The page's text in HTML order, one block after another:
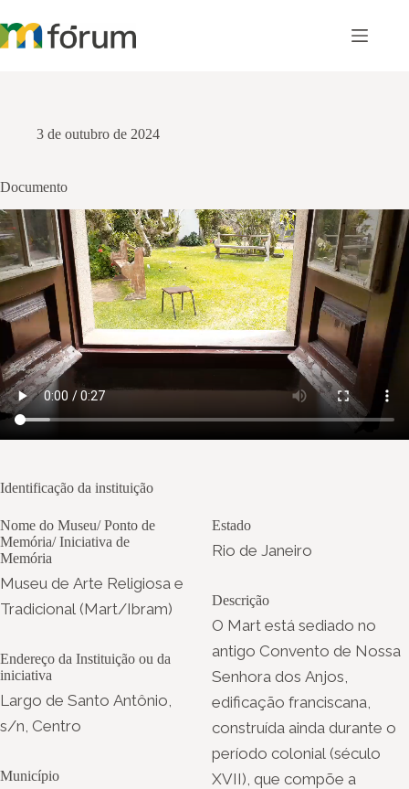
para
o
3 de outubro de 2024
Documento
Identificação da instituição
Nome do Museu/ Ponto de
Memória/ Iniciativa de
Memória
Museu de Arte Religiosa e
Tradicional (Mart/Ibram)
Endereço da Instituição ou da
iniciativa
Largo de Santo Antônio,
s/n, Centro
Município
Estado
Rio de Janeiro
Descrição
O Mart está sediado no
antigo Convento de Nossa
Senhora dos Anjos,
edificação franciscana,
construída ainda durante o
período colonial (século
XVII), que compõe a